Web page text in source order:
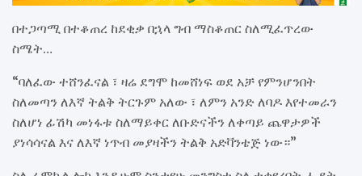
በተጋጣሚ በተቆጠረ ከደቂቃ በኋላ ግብ ማስቆጠር ስለሚፈጥረው
ስሜት…
“ባለፈው ተሸንፈናል ፣ ዛሬ ደግሞ ከመሸነፍ ወደ አቻ የምንሆንበት
ስለመጣን ለእኛ ትልቅ ትርጉም አለው ፣ ለምን አንድ ለባዶ እየተመራን
ስለሆነ ፊሽካ መነፋቱ ስለማይቀር ለቡድናችን ለቀጣይ ጨዋታዎች
ያነሳሳናል እና ለእኛ ነጥብ መያዛችን ትልቅ አድቫንቴጅ ነው።”